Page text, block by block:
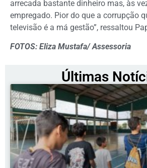
arrecada bastante dinheiro mas, às
empregado. Pior do que a corrupção
televisão é a má gestão”, ressaltou
FOTOS: Eliza Mustafa/ Assessoria
Últimas